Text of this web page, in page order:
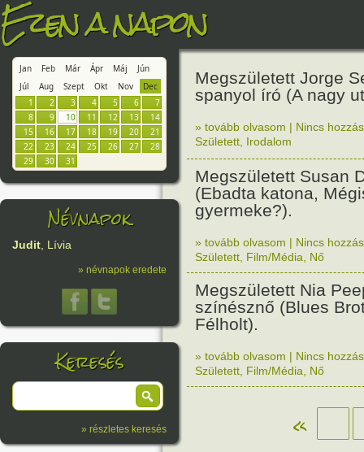
Ezen a napon
Jan Feb Már Ápr Máj
Jún
Júl
Aug Szept Okt Nov
Dec
1
2 3 4 5 6
7
8
9 10 11 12 13
14
15
16 17 18 19 20
21
22
23 24 25 26 27
28
29
30 31
Névnapok
Judit, Lívia
» névnapok eredete
Keresés
» részletes keresés
Megszületett Jorge
spanyol író (A nagy
» tovább olvasom | Nincs
Született Irodalom
Megszületett Susan
(Ebadta katona,
gyermeke?).
» tovább olvasom | Nincs
Született Film/Média Nő
Megszületett Nia
színésznő (Blues
Félholt).
» tovább olvasom | Nincs
Született Film/Média Nő
«